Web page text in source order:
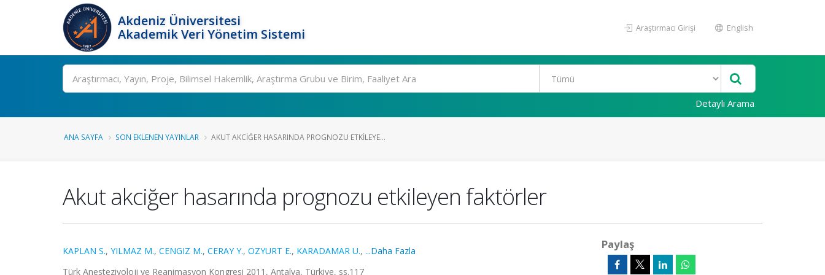
Akdeniz Üniversitesi
Akademik Veri Yönetim Sistemi
Araştırmacı Girişi English
Ara
Detaylı Arama
ANA SAYFA SON EKLENEN YAYINLAR AKUT AKCIĞER HASARINDA PROGNOZU ETKILEYE...
Akut akciğer hasarında prognozu etkileyen faktörler
KAPLAN S., YILMAZ M., CENGIZ M., CERAY Y., OZYURT E., KARADAMAR U., ...Daha Fazla
Türk Anesteziyoloji ve Reanimasyon Kongresi 2011, Antalya, Türkiye, ss.117
Paylaş